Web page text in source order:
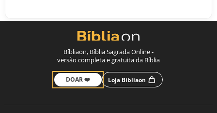
Bíbliaon, Bíblia Sagrada Online -
versão completa e gratuita da Bíblia
DOAR ❤️ Loja Bíbliaon